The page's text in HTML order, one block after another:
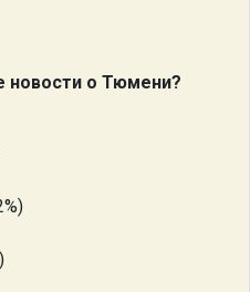
новости о Тюмени?